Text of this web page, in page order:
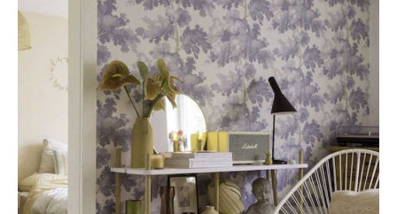
Πεύκη
ΑΝΑΚΑΊΝΙΣΗ ΚΑΤΟΙΚΊΑΣ